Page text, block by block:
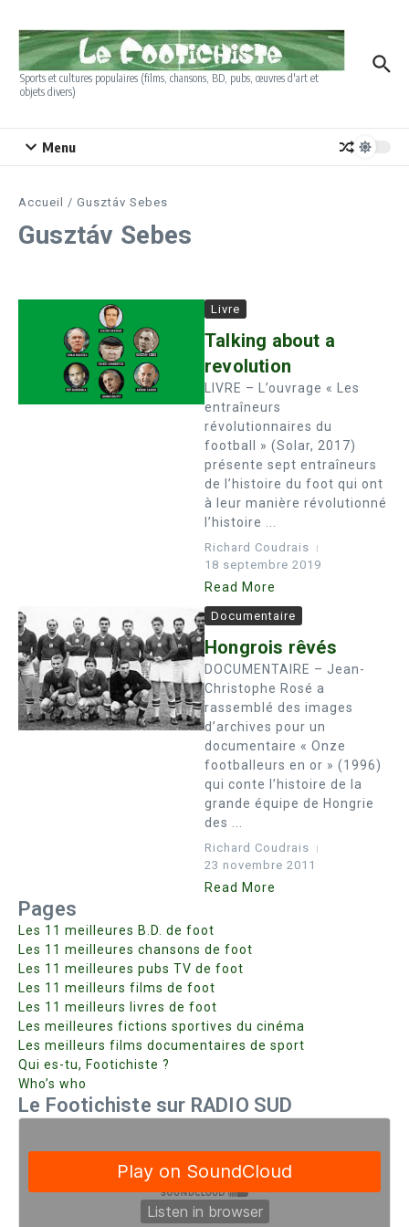
Sports et cultures populaires (films, chansons, BD, pubs, œuvres d'art et
objets divers)
Menu
Accueil / Gusztáv Sebes
Gusztáv Sebes
Livre
Talking about a
revolution
LIVRE – L’ouvrage « Les
entraîneurs
révolutionnaires du
football » (Solar, 2017)
présente sept entraîneurs
de l’histoire du foot qui ont
à leur manière révolutionné
l’histoire ...
Richard Coudrais
18 septembre 2019
Read More
Documentaire
Hongrois rêvés
DOCUMENTAIRE – Jean-
Christophe Rosé a
rassemblé des images
d’archives pour un
documentaire « Onze
footballeurs en or » (1996)
qui conte l’histoire de la
grande équipe de Hongrie
des ...
Richard Coudrais
23 novembre 2011
Read More
Pages
Les 11 meilleures B.D. de foot
Les 11 meilleures chansons de foot
Les 11 meilleures pubs TV de foot
Les 11 meilleurs films de foot
Les 11 meilleurs livres de foot
Les meilleures fictions sportives du cinéma
Les meilleurs films documentaires de sport
Qui es-tu, Footichiste ?
Who’s who
Le Footichiste sur RADIO SUD